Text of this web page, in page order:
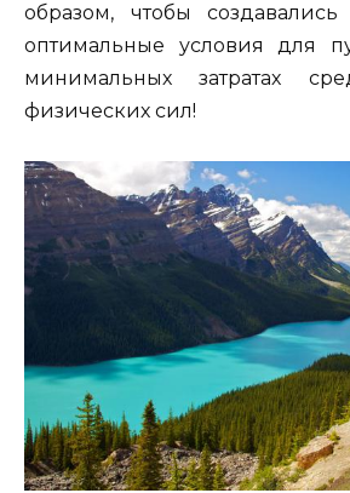
образом, чтобы
оптимальные условия для
минимальных затратах
физических сил!